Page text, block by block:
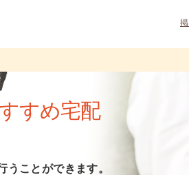
すめ宅配
ことができます。